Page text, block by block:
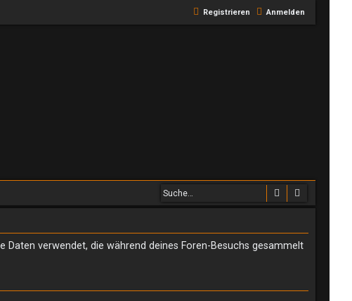
Anmelden
Registrieren
Suche
Daten verwendet, die während deines Foren-Besuchs gesammelt